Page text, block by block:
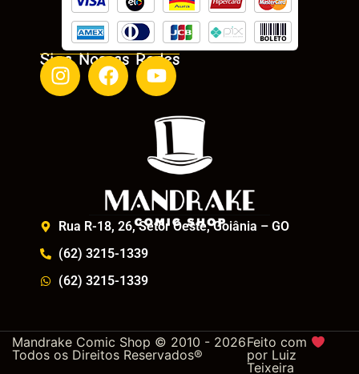
Siga Nossas Redes
Rua R-18, 26, Setor Oeste, Goiânia – GO
(62) 3215-1339
(62) 3215-1339
Mandrake Comic Shop © 2010 - 2026
Todos os Direitos Reservados®
Feito com
por Luiz
Teixeira